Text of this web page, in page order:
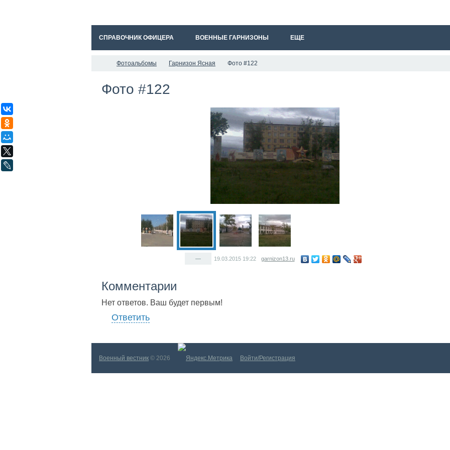
СПРАВОЧНИК ОФИЦЕРА ВОЕННЫЕ ГАРНИЗОНЫ ЕЩЕ
Фотоальбомы Гарнизон Ясная Фото #122
Фото #122
— 19.03.2015 19:22 garnizon13.ru
Комментарии
Нет ответов. Ваш будет первым!
Ответить
Военный вестник © 2026 Войти/Регистрация